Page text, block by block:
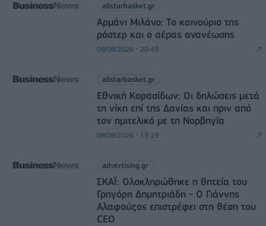
allstarbasket.gr
Αρμάνι Μιλάνο: Το καινούριο της
ρόστερ και ο αέρας ανανέωσης
08/08/2026 - 20:43
allstarbasket.gr
Εθνική Κορασίδων: Οι δηλώσεις μετά
τη νίκη επί της Δανίας και πριν από
τον ημιτελικό με τη Νορβηγία
08/08/2026 - 19:19
advertising.gr
ΣΚΑΪ: Ολοκληρώθηκε η θητεία του
Γρηγόρη Δημητριάδη - Ο Γιάννης
Αλαφούζος επιστρέφει στη θέση του
CEO